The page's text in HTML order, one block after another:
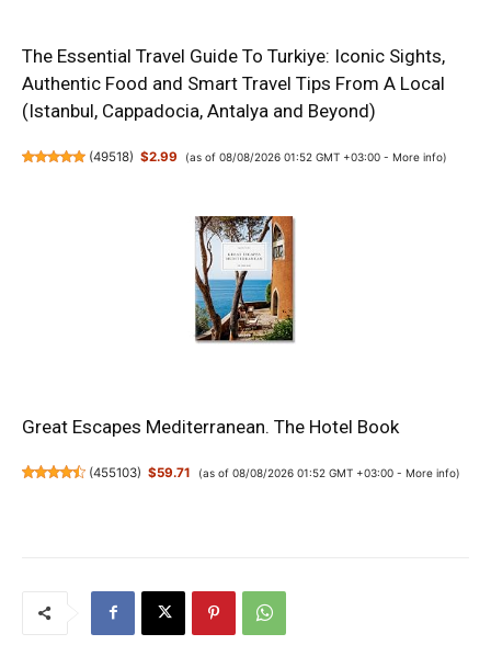
The Essential Travel Guide To Turkiye: Iconic Sights,
Authentic Food and Smart Travel Tips From A Local
(Istanbul, Cappadocia, Antalya and Beyond)
(49518) $2.99 (as of 08/08/2026 01:52 GMT +03:00 - More info)
Great Escapes Mediterranean. The Hotel Book
(455103) $59.71 (as of 08/08/2026 01:52 GMT +03:00 - More info)